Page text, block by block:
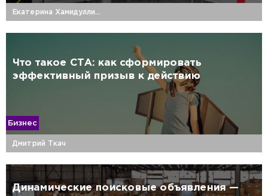
Екатерина Хамидуллина
Что такое CTA: как сформировать
эффективный призыв к действию
Бизнес
Дмитрий Ткач
Динамические поисковые объявления —